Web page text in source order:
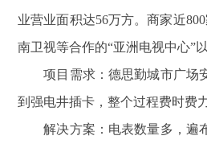
业营业面积达56万方。商家近
南卫视等合作的“亚洲电视中心”
项目需求：德思勤城市广场安
到强电井插卡，整个过程费时费
解决方案：电表数量多，遍布